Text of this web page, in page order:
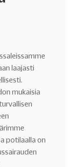
laajasti
mukaisia
potilaalla on